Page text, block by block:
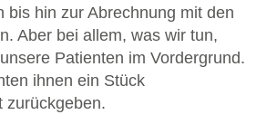
bis hin zur Abrechnung mit den
Aber bei allem, was wir tun,
Patienten im Vordergrund.
ihnen ein Stück
zurückgeben.